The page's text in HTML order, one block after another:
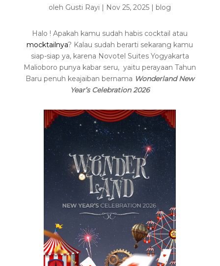
oleh Gusti Rayi Nov 25, 2025 blog
Halo ! Apakah kamu sudah habis cocktail atau
mocktailnya? Kalau sudah berarti sekarang kamu
siap-siap ya, karena Novotel Suites Yogyakarta
Malioboro punya kabar seru, yaitu perayaan Tahun
Baru penuh keajaiban bernama Wonderland New
Year’s Celebration 2026